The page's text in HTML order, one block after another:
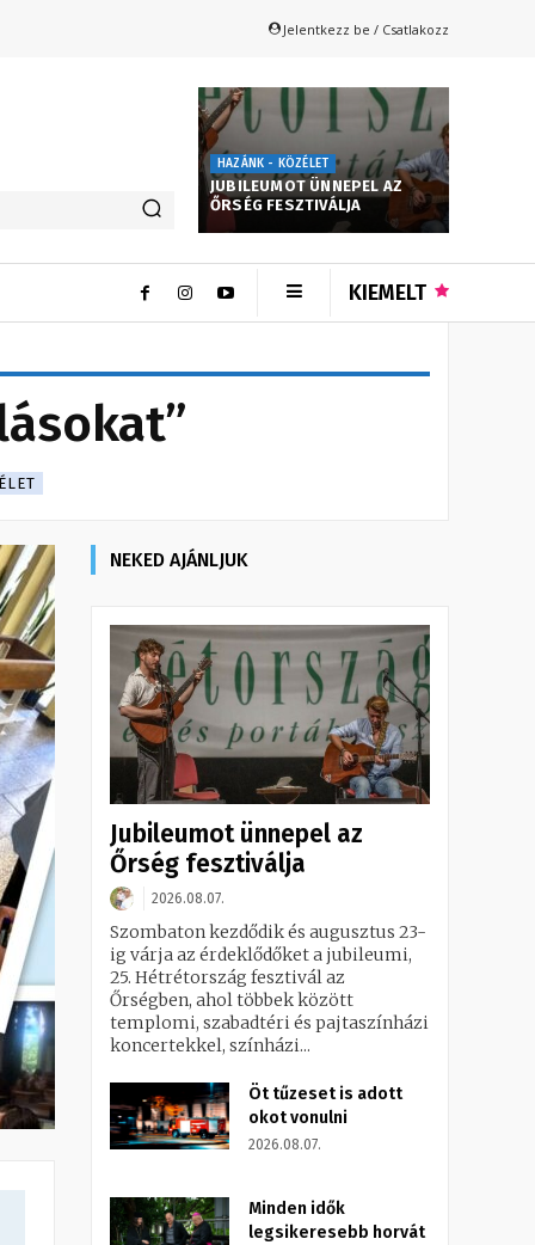
Jelentkezz be / Csatlakozz
HAZÁNK - KÖZÉLET
JUBILEUMOT ÜNNEPEL AZ
ŐRSÉG FESZTIVÁLJA
KIEMELT
NEKED AJÁNLJUK
Jubileumot ünnepel az
Őrség fesztiválja
2026.08.07.
Szombaton kezdődik és augusztus 23-
ig várja az érdeklődőket a jubileumi,
25. Hétrétország fesztivál az
Őrségben, ahol többek között
templomi, szabadtéri és pajtaszínházi
koncertekkel, színházi...
Öt tűzeset is adott
okot vonulni
2026.08.07.
Minden idők
legsikeresebb horvát